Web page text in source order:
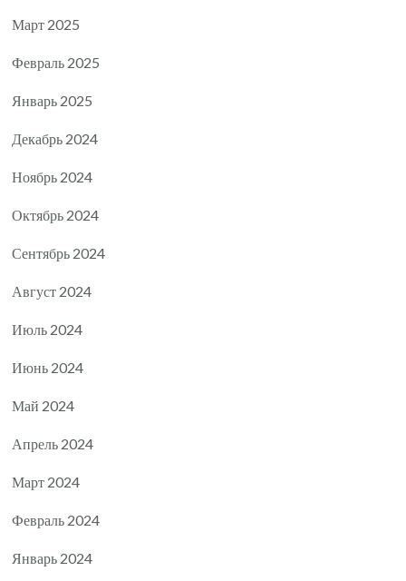
Март 2025
Февраль 2025
Январь 2025
Декабрь 2024
Ноябрь 2024
Октябрь 2024
Сентябрь 2024
Август 2024
Июль 2024
Июнь 2024
Май 2024
Апрель 2024
Март 2024
Февраль 2024
Январь 2024